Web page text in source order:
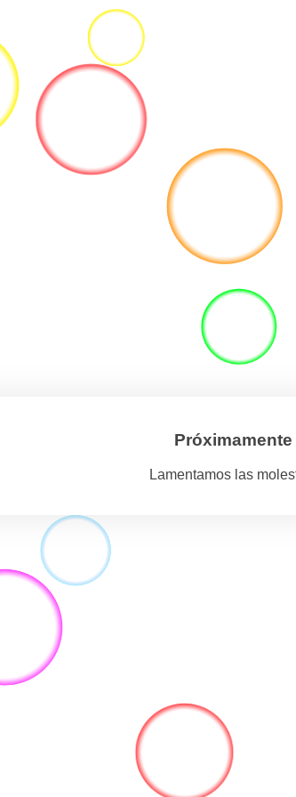
Próximamente
Lamentamos las